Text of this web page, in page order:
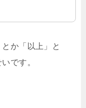
か「以上」と
です。